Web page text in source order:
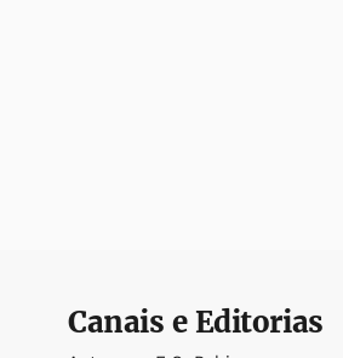
Canais e Editorias